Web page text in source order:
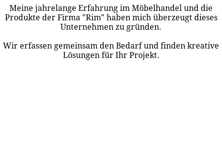
Meine jahrelange Erfahrung im Möbelhandel und die
Produkte der Firma "Rim" haben mich überzeugt dieses
Unternehmen zu gründen.
Wir erfassen gemeinsam den Bedarf und finden kreative
Lösungen für Ihr Projekt.